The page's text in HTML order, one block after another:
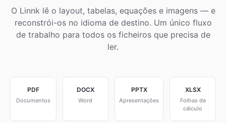
O Linnk lê o layout, tabelas, equações e imagens — e
reconstrói-os no idioma de destino. Um único fluxo
de trabalho para todos os ficheiros que precisa de
ler.
PDF
Documentos
DOCX
Word
PPTX
Apresentações
XLSX
Folhas de
cálculo